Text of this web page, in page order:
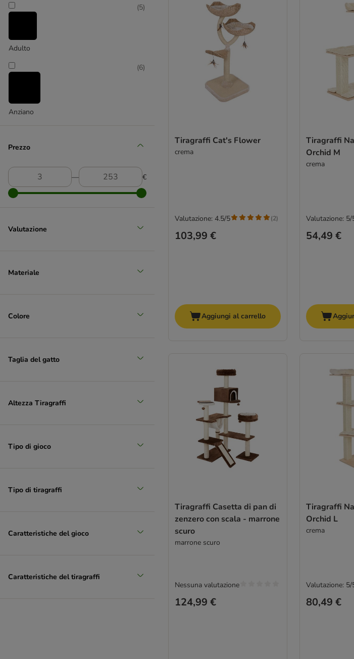
Trixie
zooplus Exclusive
Adulto
(5)
Anziano
(6)
Prezzo
― €
Valutazione
Materiale
Colore
Taglia del gatto
Altezza Tiragraffi
Tipo di gioco
Tipo di tiragraffi
Caratteristiche del gioco
Caratteristiche del tiragraffi
Tiragraffi Cat's Flower
crema
103,99 €
Valutazione: 4.5/5 (2)
Aggiungi al carrello
Tiragraffi
Orchid M
crema
54,49 €
Valutazione: 5/
Tiragraffi Casetta di pan di
zenzero con scala - marrone
scuro
marrone scuro
124,99 €
Nessuna valutazione
Tiragraffi
Orchid L
crema
80,49 €
Valutazione: 5/